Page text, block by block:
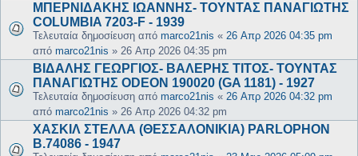
ΜΠΕΡΝΙΔΑΚΗΣ ΙΩΑΝΝΗΣ- ΤΟΥΝΤΑΣ ΠΑΝΑΓΙΩΤΗΣ
COLUMBIA 7203-F - 1939
Τελευταία δημοσίευση από marco21nis « 26 Απρ 2026 04:35 pm
από marco21nis » 26 Απρ 2026 04:35 pm
ΒΙΔΑΛΗΣ ΓΕΩΡΓΙΟΣ- ΒΑΛΕΡΗΣ ΤΙΤΟΣ- ΤΟΥΝΤΑΣ
ΠΑΝΑΓΙΩΤΗΣ ODEON 190020 (GA 1181) - 1927
Τελευταία δημοσίευση από marco21nis « 26 Απρ 2026 04:32 pm
από marco21nis » 26 Απρ 2026 04:32 pm
ΧΑΣΚΙΛ ΣΤΕΛΛΑ (ΘΕΣΣΑΛΟΝΙΚΙΑ) PARLOPHON
B.74086 - 1947